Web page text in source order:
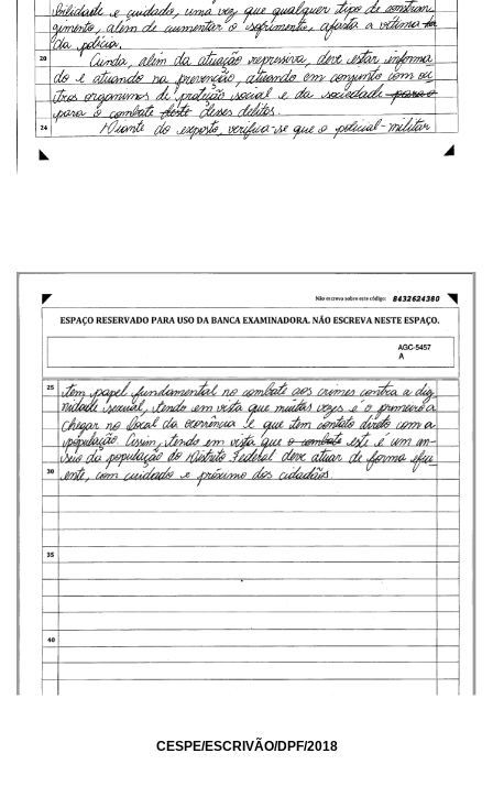
CESPE/ESCRIVÃO/DPF/2018